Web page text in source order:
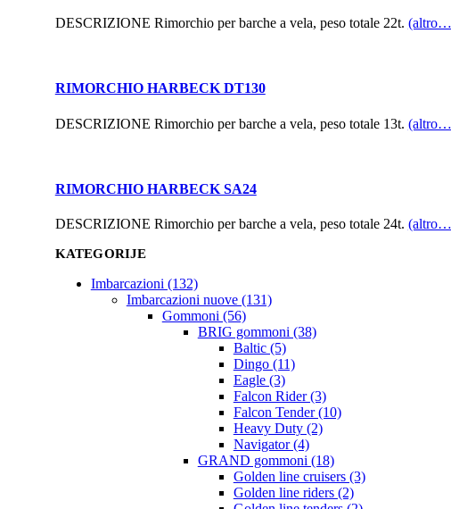
DESCRIZIONE Rimorchio per barche a vela, peso totale 22t.
RIMORCHIO HARBECK DT130
DESCRIZIONE Rimorchio per barche a vela, peso totale 13t.
RIMORCHIO HARBECK SA24
DESCRIZIONE Rimorchio per barche a vela, peso totale 24t.
KATEGORIJE
Imbarcazioni (132)
Imbarcazioni nuove (131)
Gommoni (56)
BRIG gommoni (38)
Baltic (5)
Dingo (11)
Eagle (3)
Falcon Rider (3)
Falcon Tender (10)
Heavy Duty (2)
Navigator (4)
GRAND gommoni (18)
Golden line cruisers (3)
Golden line riders (2)